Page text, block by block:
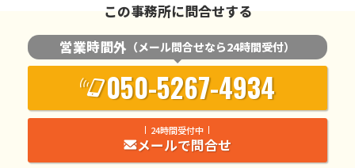
この事務所に問合せする
営業時間外 （メール問合せなら24時間受付）
050-5267-4934
24時間受付中
メールで問合せ